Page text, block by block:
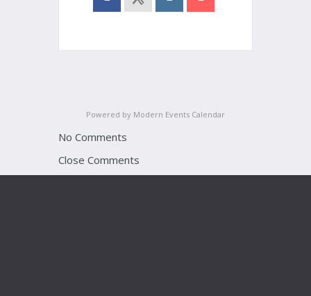
Powered by Modern Events Calendar
No Comments
Close Comments